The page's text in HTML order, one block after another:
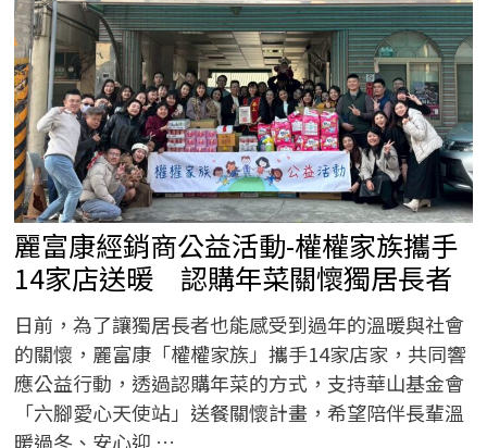
到
麗
富
康
創
業
開
店，
用
行
動
證
明
選
擇
比
努
力
更
要。
麗富康經銷商公益活動-權權家族攜手
14家店送暖 認購年菜關懷獨居長者
日前，為了讓獨居長者也能感受到過年的溫暖與社會
的關懷，麗富康「權權家族」攜手14家店家，共同響
應公益行動，透過認購年菜的方式，支持華山基金會
「六腳愛心天使站」送餐關懷計畫，希望陪伴長輩溫
暖過冬、安心迎 …